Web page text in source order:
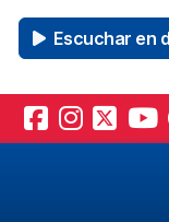
Escuchar en